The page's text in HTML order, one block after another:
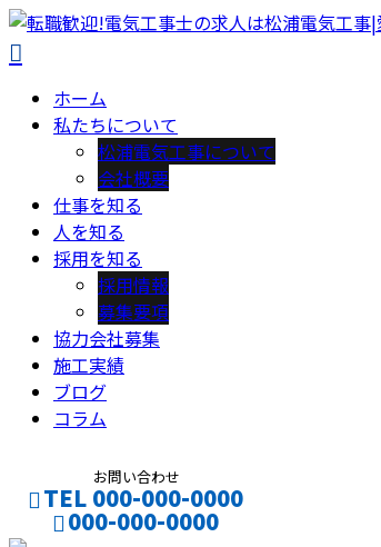
ホーム
私たちについて
松浦電気工事について
会社概要
仕事を知る
人を知る
採用を知る
採用情報
募集要項
協力会社募集
施工実績
ブログ
コラム
お問い合わせ
TEL 000-000-0000
000-000-0000